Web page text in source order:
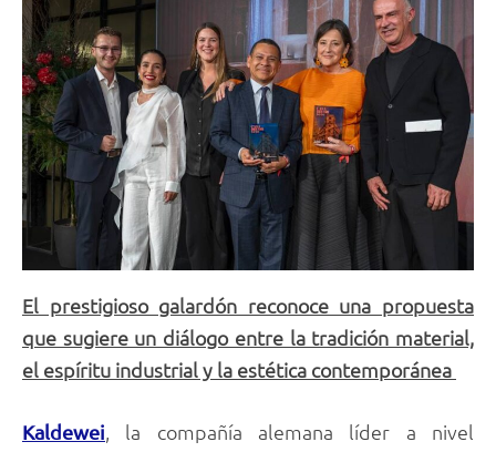
El prestigioso galardón reconoce una propuesta
que sugiere un diálogo entre la tradición material,
el espíritu industrial y la estética contemporánea
Kaldewei, la compañía alemana líder a nivel